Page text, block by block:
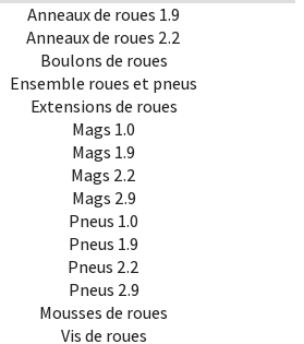
Anneaux de roues 1.9
Anneaux de roues 2.2
Boulons de roues
Ensemble roues et pneus
Extensions de roues
Mags 1.0
Mags 1.9
Mags 2.2
Mags 2.9
Pneus 1.0
Pneus 1.9
Pneus 2.2
Pneus 2.9
Mousses de roues
Vis de roues